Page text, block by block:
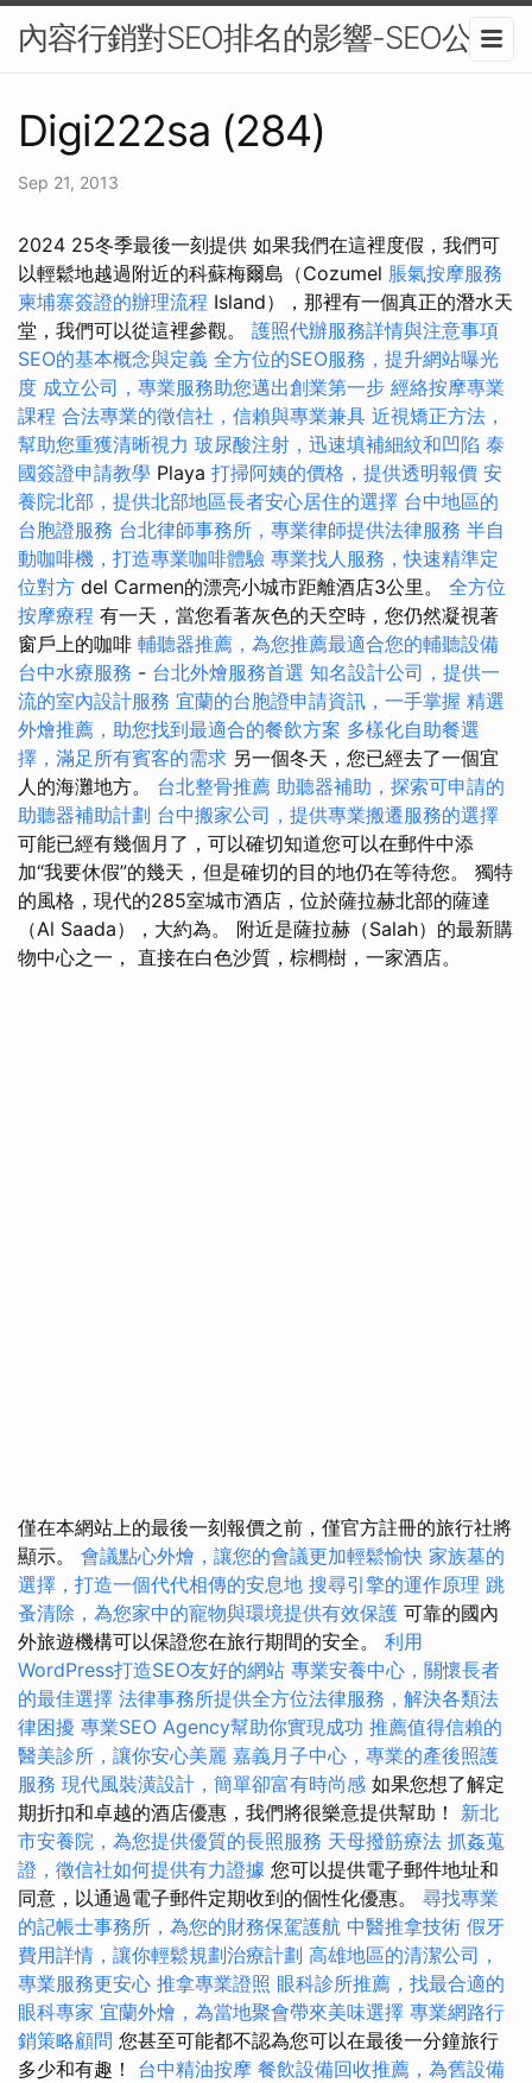
內容行銷對SEO排名的影響-SEO公司
Digi222sa (284)
Sep 21, 2013
2024 25冬季最後一刻提供 如果我們在這裡度假，我們可
以輕鬆地越過附近的科蘇梅爾島（Cozumel 脹氣按摩服務
柬埔寨簽證的辦理流程 Island），那裡有一個真正的潛水天
堂，我們可以從這裡參觀。 護照代辦服務詳情與注意事項
SEO的基本概念與定義 全方位的SEO服務，提升網站曝光
度 成立公司，專業服務助您邁出創業第一步 經絡按摩專業
課程 合法專業的徵信社，信賴與專業兼具 近視矯正方法，
幫助您重獲清晰視力 玻尿酸注射，迅速填補細紋和凹陷 泰
國簽證申請教學 Playa 打掃阿姨的價格，提供透明報價 安
養院北部，提供北部地區長者安心居住的選擇 台中地區的
台胞證服務 台北律師事務所，專業律師提供法律服務 半自
動咖啡機，打造專業咖啡體驗 專業找人服務，快速精準定
位對方 del Carmen的漂亮小城市距離酒店3公里。 全方位
按摩療程 有一天，當您看著灰色的天空時，您仍然凝視著
窗戶上的咖啡 輔聽器推薦，為您推薦最適合您的輔聽設備
台中水療服務 - 台北外燴服務首選 知名設計公司，提供一
流的室內設計服務 宜蘭的台胞證申請資訊，一手掌握 精選
外燴推薦，助您找到最適合的餐飲方案 多樣化自助餐選
擇，滿足所有賓客的需求 另一個冬天，您已經去了一個宜
人的海灘地方。 台北整骨推薦 助聽器補助，探索可申請的
助聽器補助計劃 台中搬家公司，提供專業搬遷服務的選擇
可能已經有幾個月了，可以確切知道您可以在郵件中添
加“我要休假”的幾天，但是確切的目的地仍在等待您。 獨特
的風格，現代的285室城市酒店，位於薩拉赫北部的薩達
（Al Saada），大約為。 附近是薩拉赫（Salah）的最新購
物中心之一， 直接在白色沙質，棕櫚樹，一家酒店。
僅在本網站上的最後一刻報價之前，僅官方註冊的旅行社將
顯示。 會議點心外燴，讓您的會議更加輕鬆愉快 家族墓的
選擇，打造一個代代相傳的安息地 搜尋引擎的運作原理 跳
蚤清除，為您家中的寵物與環境提供有效保護 可靠的國內
外旅遊機構可以保證您在旅行期間的安全。 利用
WordPress打造SEO友好的網站 專業安養中心，關懷長者
的最佳選擇 法律事務所提供全方位法律服務，解決各類法
律困擾 專業SEO Agency幫助你實現成功 推薦值得信賴的
醫美診所，讓你安心美麗 嘉義月子中心，專業的產後照護
服務 現代風裝潢設計，簡單卻富有時尚感 如果您想了解定
期折扣和卓越的酒店優惠，我們將很樂意提供幫助！ 新北
市安養院，為您提供優質的長照服務 天母撥筋療法 抓姦蒐
證，徵信社如何提供有力證據 您可以提供電子郵件地址和
同意，以通過電子郵件定期收到的個性化優惠。 尋找專業
的記帳士事務所，為您的財務保駕護航 中醫推拿技術 假牙
費用詳情，讓你輕鬆規劃治療計劃 高雄地區的清潔公司，
專業服務更安心 推拿專業證照 眼科診所推薦，找最合適的
眼科專家 宜蘭外燴，為當地聚會帶來美味選擇 專業網路行
銷策略顧問 您甚至可能都不認為您可以在最後一分鐘旅行
多少和有趣！ 台中精油按摩 餐飲設備回收推薦，為舊設備